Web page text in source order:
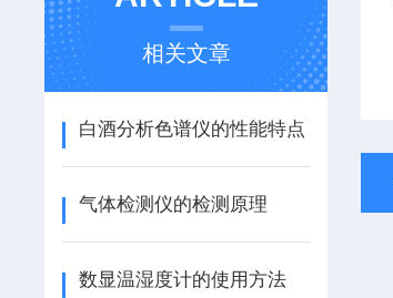
相关文章
白酒分析色谱仪的性能特点
气体检测仪的检测原理
数显温湿度计的使用方法